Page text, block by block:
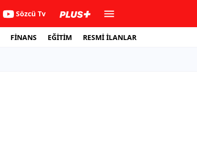
Sözcü Tv
FİNANS EĞİTİM RESMİ İLANLAR